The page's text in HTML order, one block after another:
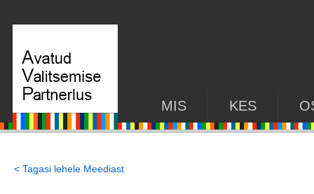
MIS KES
< Tagasi lehele Meediast